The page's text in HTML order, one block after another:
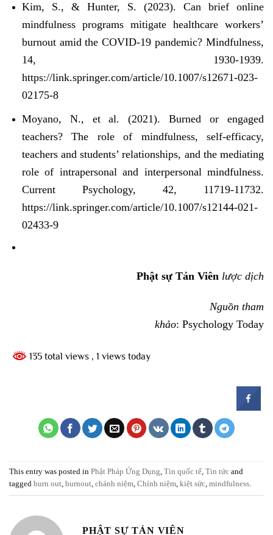
Kim, S., & Hunter, S. (2023). Can brief online
mindfulness programs mitigate healthcare workers’
burnout amid the COVID-19 pandemic? Mindfulness,
14, 1930-1939.
https://link.springer.com/article/10.1007/s12671-023-
02175-8
Moyano, N., et al. (2021). Burned or engaged
teachers? The role of mindfulness, self-efficacy,
teachers and students’ relationships, and the mediating
role of intrapersonal and interpersonal mindfulness.
Current Psychology, 42, 11719-11732.
https://link.springer.com/article/10.1007/s12144-021-
02433-9
Phật sự Tản Viên lược dịch
Nguồn tham
khảo: Psychology Today
135 total views , 1 views today
This entry was posted in Phật Pháp Ứng Dụng, Tin quốc tế, Tin tức and
tagged burn out, burnout, chánh niệm, Chính niệm, kiệt sức, mindfulness.
PHẬT SỰ TẢN VIÊN